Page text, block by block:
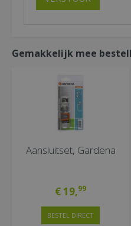
Gemakkelijk mee
Aansluitset, Gardena
€19,99
BESTEL DIRECT